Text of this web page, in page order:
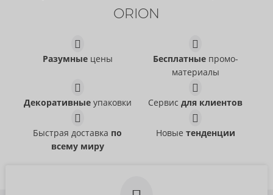
The Handy
Brochure EN Pack of
20
The Handy
09193300000
0,00 €
Размер:20 pack
Brochure EN Pack of
РРЦ:0,00 €
20 pack
vibepad 2 Brochure
vibepad- ORION Brand
09151490000
0,00 €
Размер:25 pack
ORION
Разумныецены Бесплатныепромо-
материалы
Декоративныеупаковки Сервисдля клиентов
Быстрая доставка по
всему миру
Новые тенденции